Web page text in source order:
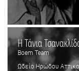
Η Τάνια
Boem Team
Ωδείο Ηρώδου